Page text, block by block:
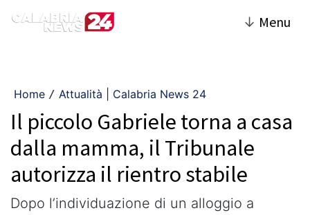
↓ Menu
Home / Attualità | Calabria News 24
Il piccolo Gabriele torna a casa
dalla mamma, il Tribunale
autorizza il rientro stabile
Dopo l’individuazione di un alloggio a